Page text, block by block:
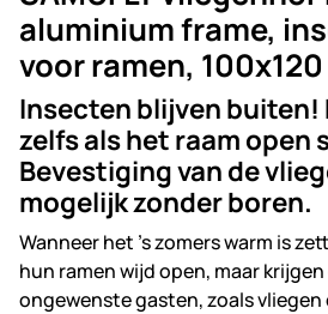
aluminium frame,
voor ramen,
Insecten blijven buiten!
zelfs als het raam open
Bevestiging van de
mogelijk zonder boren.
Wanneer het 's zomers warm is
hun ramen wijd open, maar
ongewenste gasten, zoals vliegen